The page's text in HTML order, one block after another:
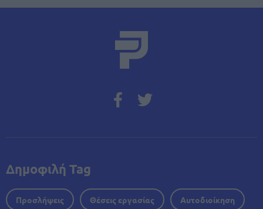
Δημοφιλή Tag
Προσλήψεις Θέσεις εργασίας Αυτοδιοίκηση